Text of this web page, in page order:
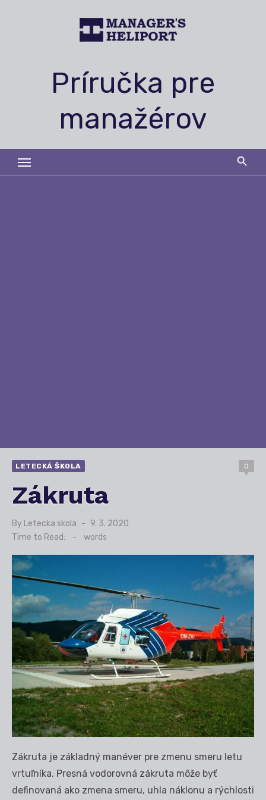
Príručka pre
manažérov
LETECKÁ ŠKOLA 0
Zákruta
By Letecka skola
Posted
on
9. 3. 2020
Time to Read:
- words
Zákruta je základný manéver pre zmenu smeru letu
vrtuľníka. Presná vodorovná zákruta môže byť
definovaná ako zmena smeru, uhla náklonu a rýchlosti